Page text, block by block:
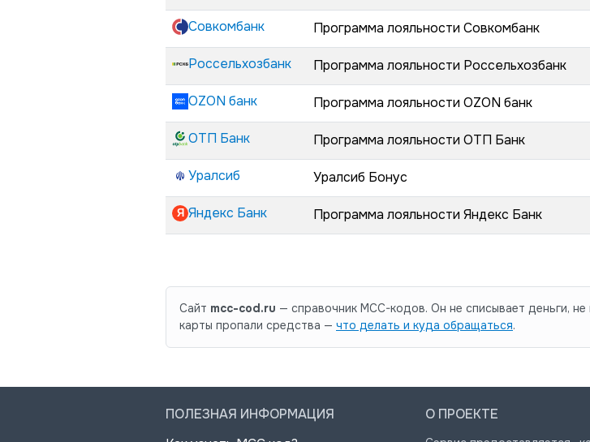
Совкомбанк Программа лояльности Совкомбанк
Россельхозбанк Программа лояльности Россельхозбанк
OZON банк Программа лояльности OZON банк
ОТП Банк Программа лояльности ОТП Банк
Уралсиб Уралсиб Бонус
Яндекс Банк Программа лояльности Яндекс Банк
Сайт mcc-cod.ru — справочник MCC-кодов. Он не списывает деньги,
карты пропали средства — что делать и куда обращаться.
ПОЛЕЗНАЯ ИНФОРМАЦИЯ
О ПРОЕКТЕ